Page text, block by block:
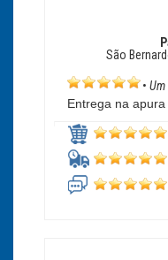
São
•
Entrega na